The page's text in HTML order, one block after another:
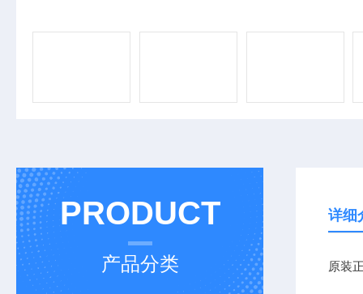
PRODUCT
产品分类
详细
原装